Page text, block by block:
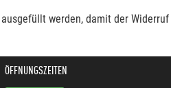
werden, damit der
ÖFFNUNGSZEITEN